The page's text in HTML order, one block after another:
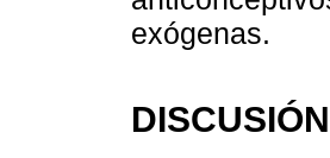
exógenas.
DISCUSIÓN